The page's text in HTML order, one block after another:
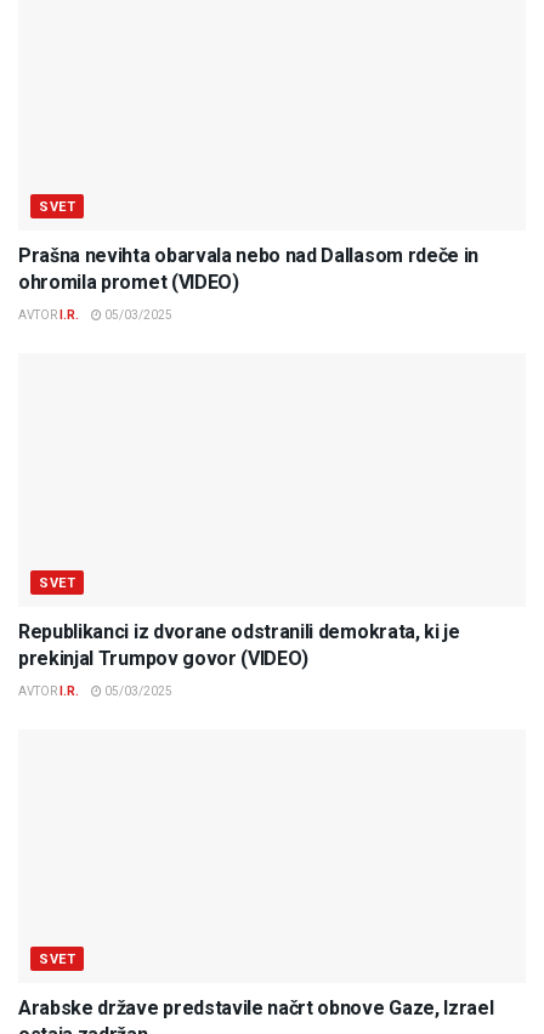
SVET
Prašna nevihta obarvala nebo nad Dallasom rdeče in
ohromila promet (VIDEO)
AVTOR I.R. 05/03/2025
SVET
Republikanci iz dvorane odstranili demokrata, ki je
prekinjal Trumpov govor (VIDEO)
AVTOR I.R. 05/03/2025
SVET
Arabske države predstavile načrt obnove Gaze, Izrael